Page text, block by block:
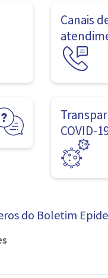
Canais
COVID-
do Boletim